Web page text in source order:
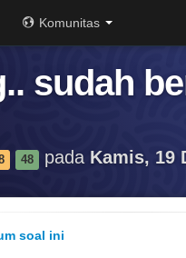
Komunitas
sudah
48 pada Kamis, 19
soal ini